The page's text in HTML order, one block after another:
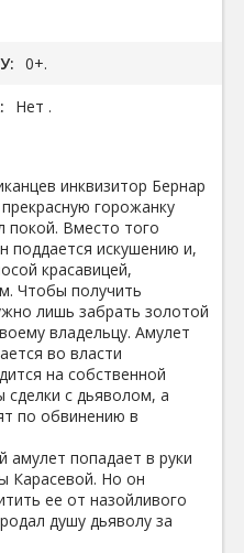
0+.
Нет .
инквизитор Бернар
горожанку
покой. Вместо того
поддается искушению и,
красавицей,
Чтобы получить
лишь забрать золотой
владельцу. Амулет
во власти
на собственной
с дьяволом, а
по обвинению в
амулет попадает в руки
Карасевой. Но он
ее от назойливого
душу дьяволу за